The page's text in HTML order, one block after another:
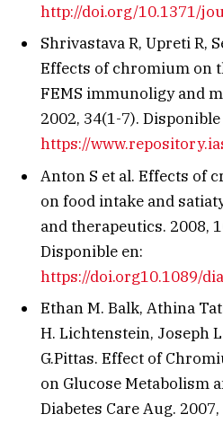
http://doi.org/10.1371/
Shrivastava R, Upreti R,
Effects of chromium on
FEMS immunoligy and
2002, 34(1-7). Disponible
https://
Anton S et al. Effects of
on food intake and
and therapeutics. 2008,
Disponible en:
https://doi.org10.1089/
Ethan M. Balk, Athina
H. Lichtenstein, Joseph
G.Pittas. Effect of
on Glucose Metabolism
Diabetes CareAug. 2007,